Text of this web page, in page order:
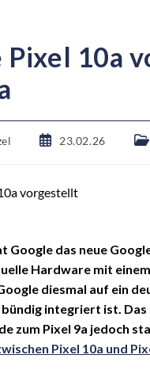
Pixel 10a
23.02.26
Google das neue
Hardware mit
diesmal auf ein
integriert ist. Das
zum Pixel 9a jedoch
Pixel 10a und